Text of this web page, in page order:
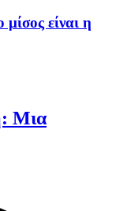
είναι η
Μια